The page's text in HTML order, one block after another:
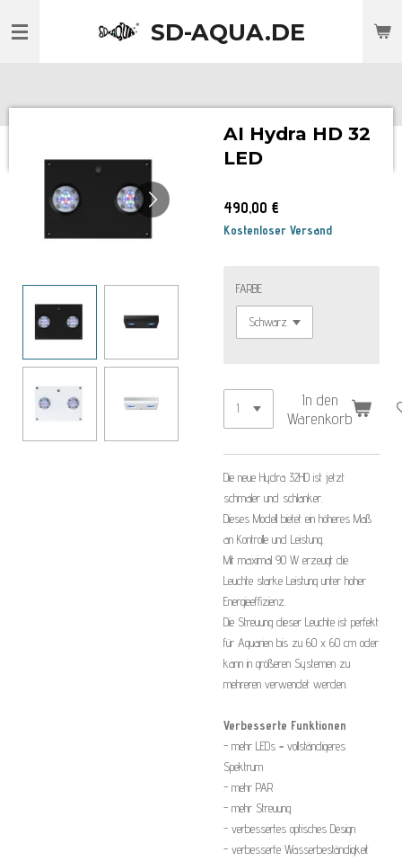
Hauptinhalt
SD-AQUA.DE
AI Hydra HD 32
LED
490,00 €
Kostenloser Versand
FARBE
In den
Warenkorb
Die neue Hydra 32HD ist jetzt
schmaler und schlanker.
Dieses Modell bietet ein höheres Maß
an Kontrolle und Leistung.
Mit maximal 90 W erzeugt die
Leuchte starke Leistung unter hoher
Energieeffizienz.
Die Streuung dieser Leuchte ist perfekt
für Aquarien bis zu 60 x 60 cm oder
kann in größeren Systemen zu
mehreren verwendet werden.
Verbesserte Funktionen
- mehr LEDs = vollständigeres
Spektrum
- mehr PAR
- mehr Streuung
- verbessertes optisches Design
- verbesserte Wasserbeständigkeit